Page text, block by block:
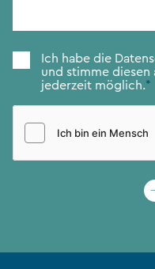
Zustimmung*
Ich habe die
und stimme
jederzeit möglich.*